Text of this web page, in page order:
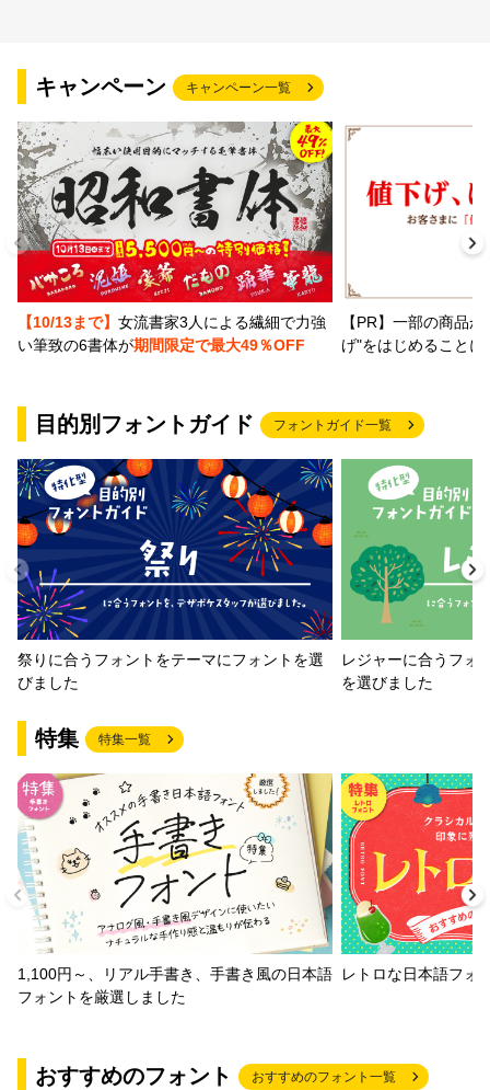
キャンペーン キャンペーン一覧
【10/13まで】 女流書家3人による繊細で力強
い筆致の6書体が期間限定で最大49％OFF
【PR】一部の商品
げ"をはじめること
目的別フォントガイド フォントガイド一覧
祭りに合うフォントをテーマにフォントを選
びました
レジャーに合うフォ
を選びました
特集 特集一覧
1,100円～、リアル手書き、手書き風の日本語
フォントを厳選しました
レトロな日本語フォ
おすすめのフォント おすすめのフォント一覧